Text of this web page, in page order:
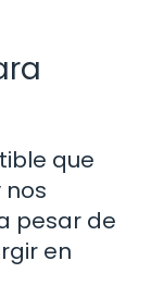
que
pesar de
en